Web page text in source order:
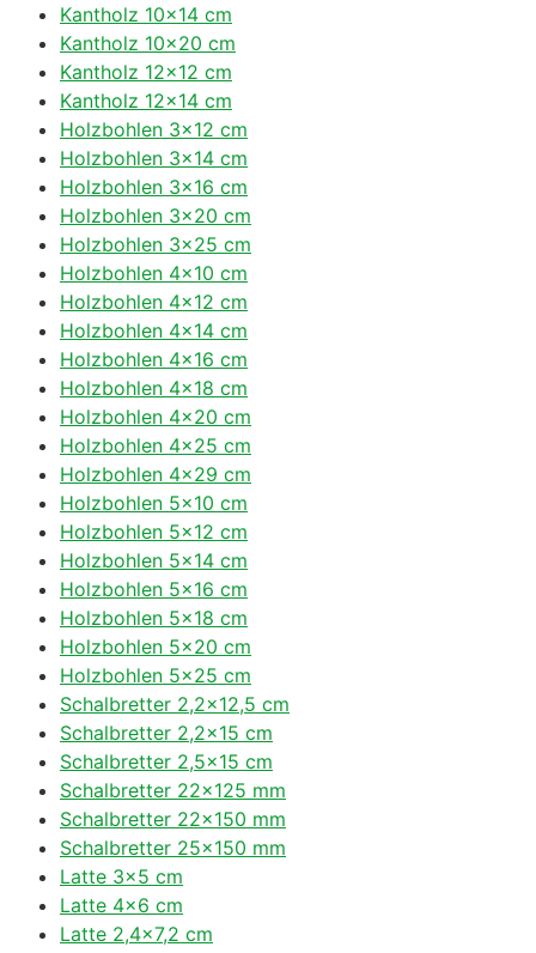
Kantholz 10×14 cm
Kantholz 10×20 cm
Kantholz 12×12 cm
Kantholz 12×14 cm
Holzbohlen 3×12 cm
Holzbohlen 3×14 cm
Holzbohlen 3×16 cm
Holzbohlen 3×20 cm
Holzbohlen 3×25 cm
Holzbohlen 4×10 cm
Holzbohlen 4×12 cm
Holzbohlen 4×14 cm
Holzbohlen 4×16 cm
Holzbohlen 4×18 cm
Holzbohlen 4×20 cm
Holzbohlen 4×25 cm
Holzbohlen 4×29 cm
Holzbohlen 5×10 cm
Holzbohlen 5×12 cm
Holzbohlen 5×14 cm
Holzbohlen 5×16 cm
Holzbohlen 5×18 cm
Holzbohlen 5×20 cm
Holzbohlen 5×25 cm
Schalbretter 2,2×12,5 cm
Schalbretter 2,2×15 cm
Schalbretter 2,5×15 cm
Schalbretter 22×125 mm
Schalbretter 22×150 mm
Schalbretter 25×150 mm
Latte 3×5 cm
Latte 4×6 cm
Latte 2,4×7,2 cm